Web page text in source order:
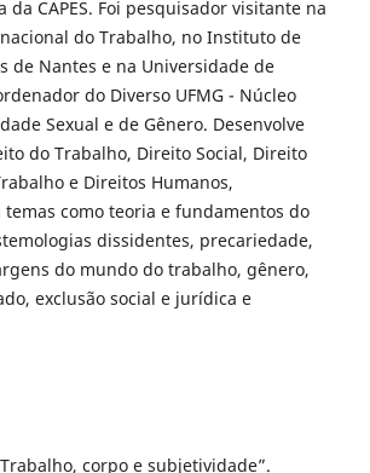
da CAPES. Foi pesquisador visitante na
do Trabalho, no Instituto de
de Nantes e na Universidade de
do Diverso UFMG - Núcleo
Sexual e de Gênero. Desenvolve
do Trabalho, Direito Social, Direito
e Direitos Humanos,
como teoria e fundamentos do
dissidentes, precariedade,
do mundo do trabalho, gênero,
exclusão social e jurídica e
corpo e subjetividade”.